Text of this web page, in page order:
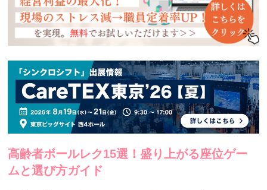
高齢者ボールレク15選！盛り上がる座位ゲー
ムと選び方ガイド